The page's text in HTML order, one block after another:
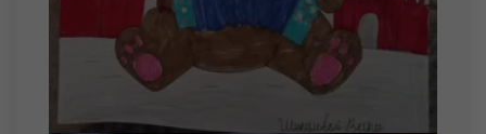
Меднис Иван Андреевич
Стариков Максим Владимирович
Потапов Данила Дмитриевич